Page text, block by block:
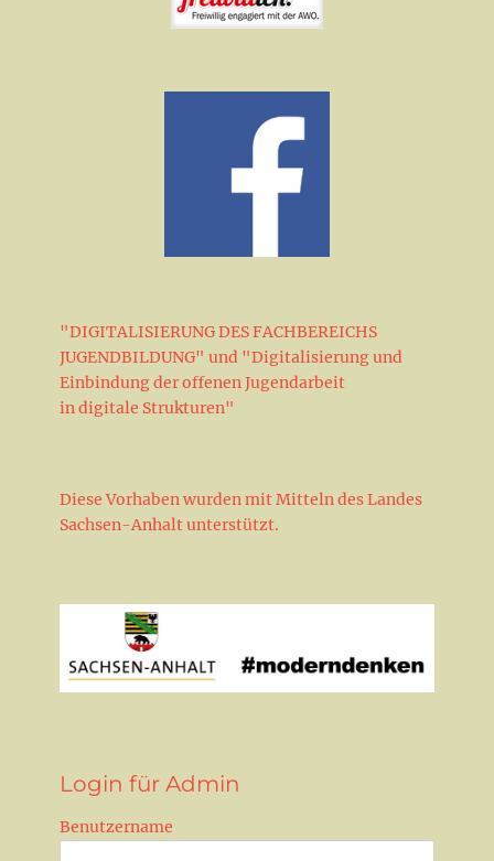
"DIGITALISIERUNG DES FACHBEREICHS
JUGENDBILDUNG" und "Digitalisierung und
Einbindung der offenen Jugendarbeit
in digitale Strukturen"
Diese Vorhaben wurden mit Mitteln des Landes
Sachsen-Anhalt unterstützt.
Login für Admin
Benutzername